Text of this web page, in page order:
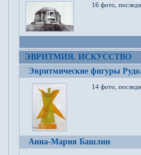
16 фото,
ЭВРИТМИЯ. ИСКУССТВО
Эвритмические фигуры
14 фото,
Анна-Мария Башлин